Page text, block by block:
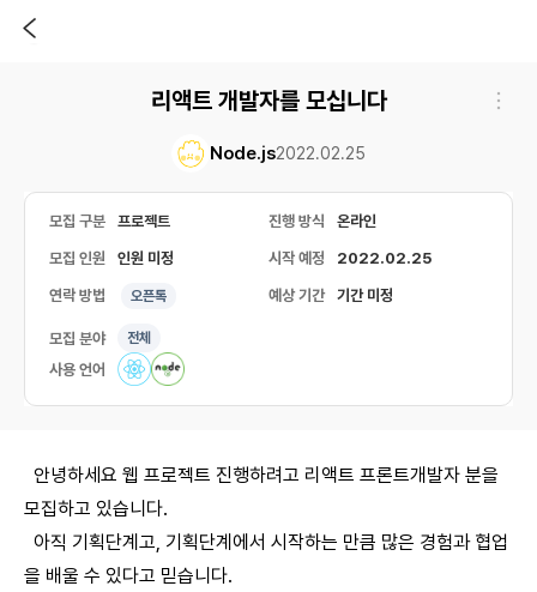
리액트 개발자를 모십니다
Node.js2022.02.25
모집 구분 프로젝트 진행 방식 온라인
모집 인원 인원 미정 시작 예정 2022.02.25
연락 방법 오픈톡 예상 기간 기간 미정
모집 분야 전체
사용 언어
안녕하세요 웹 프로젝트 진행하려고 리액트 프론트개발자 분을
모집하고 있습니다.
아직 기획단계고, 기획단계에서 시작하는 만큼 많은 경험과 협업
을 배울 수 있다고 믿습니다.